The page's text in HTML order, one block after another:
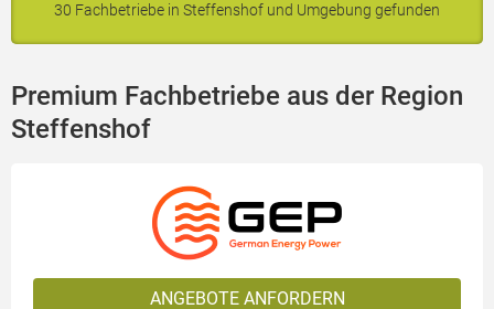
30 Fachbetriebe in Steffenshof und Umgebung gefunden
Premium Fachbetriebe aus der Region
Steffenshof
ANGEBOTE ANFORDERN